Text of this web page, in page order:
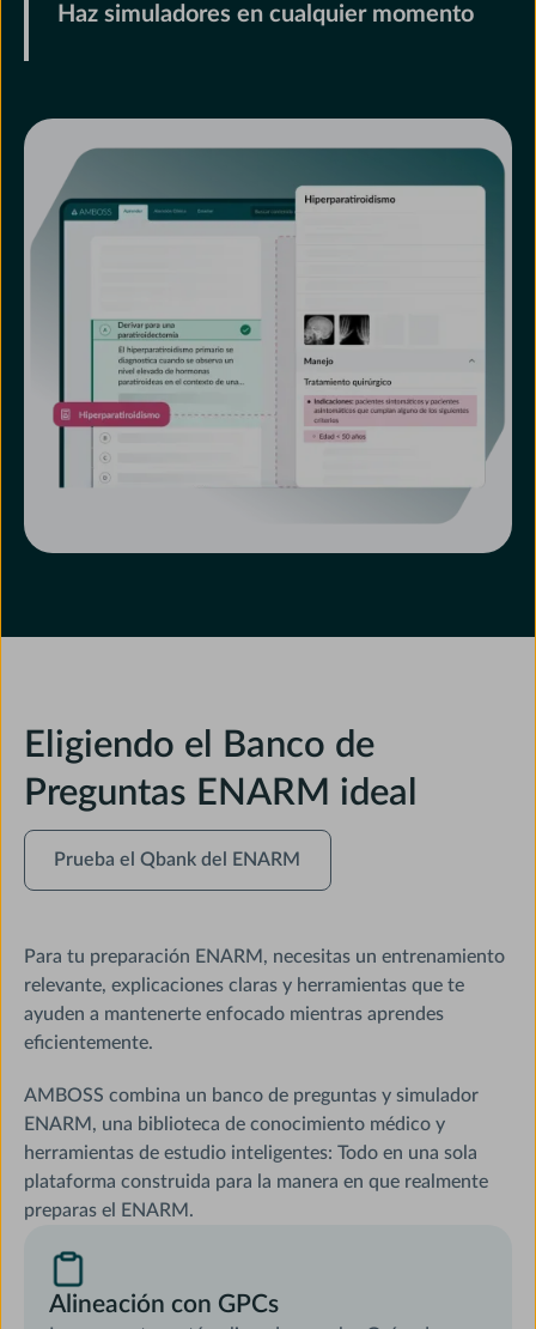
Haz simuladores en cualquier momento
Eligiendo el Banco de
Preguntas ENARM ideal
el
Prueba el Qbank del ENARM
Para tu preparación ENARM, necesitas un entrenamiento
relevante, explicaciones claras y herramientas que te
ayuden a mantenerte enfocado mientras aprendes
eficientemente.
AMBOSS combina un banco de preguntas y simulador
ENARM, una biblioteca de conocimiento médico y
herramientas de estudio inteligentes: Todo en una sola
plataforma construida para la manera en que realmente
preparas el ENARM.
Alineación con GPCs